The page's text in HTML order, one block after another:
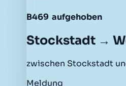
B469 aufgehoben
Stockstadt →
zwischen Stockstadt
Meldung